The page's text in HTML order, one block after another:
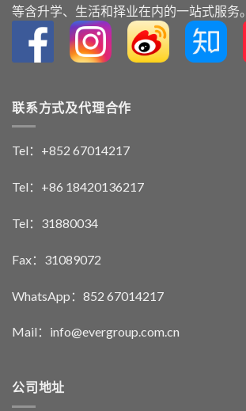
等含升学、⽣活和择业在内的⼀站式服务。
联系方式及代理合作
Tel：+852 67014217
Tel：+86 18420136217
Tel：31880034
Fax：31089072
WhatsApp：852 67014217
Mail：info@evergroup.com.cn
公司地址